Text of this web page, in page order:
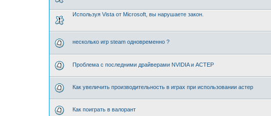
Используя Vista от Microsoft, вы нарушаете закон.
несколько игр steam одновременно ?
Проблема с последними драйверами NVIDIA и АСТЕР
Как увеличить производительность в играх при использовании астер
Как поиграть в валорант